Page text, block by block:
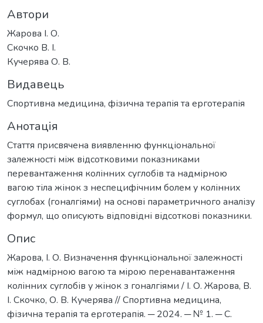
Автори
Жарова І. О.
Скочко В. І.
Кучерява О. В.
Видавець
Спортивна медицина, фізична терапія та ерготерапія
Анотація
Стаття присвячена виявленню функціональної
залежності між відсотковими показниками
перевантаження колінних суглобів та надмірною
вагою тіла жінок з неспецифічним болем у колінних
суглобах (гоналгіями) на основі параметричного аналізу
формул, що описують відповідні відсоткові показники.
Опис
Жарова, І. О. Визначення функціональної залежності
між надмірною вагою та мірою перенавантаження
колінних суглобів у жінок з гоналгіями / І. О. Жарова, В.
І. Скочко, О. В. Кучерява // Спортивна медицина,
фізична терапія та ерготерапія. ─ 2024. ─ № 1. ─ С.